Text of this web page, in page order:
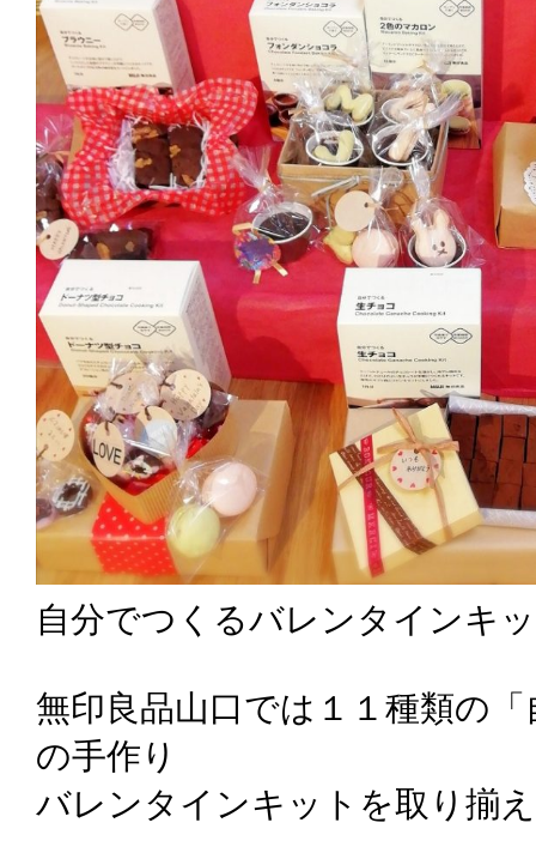
自分でつくるバレンタインキ
無印良品山口では１１種類の
の手作り
バレンタインキットを取り揃